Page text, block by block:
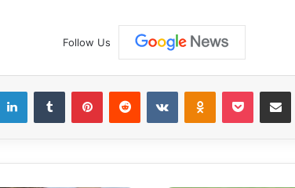
Follow Us
LinkedInTumblr PinterestReddit VKontakteOdnoklassniki
Pocket